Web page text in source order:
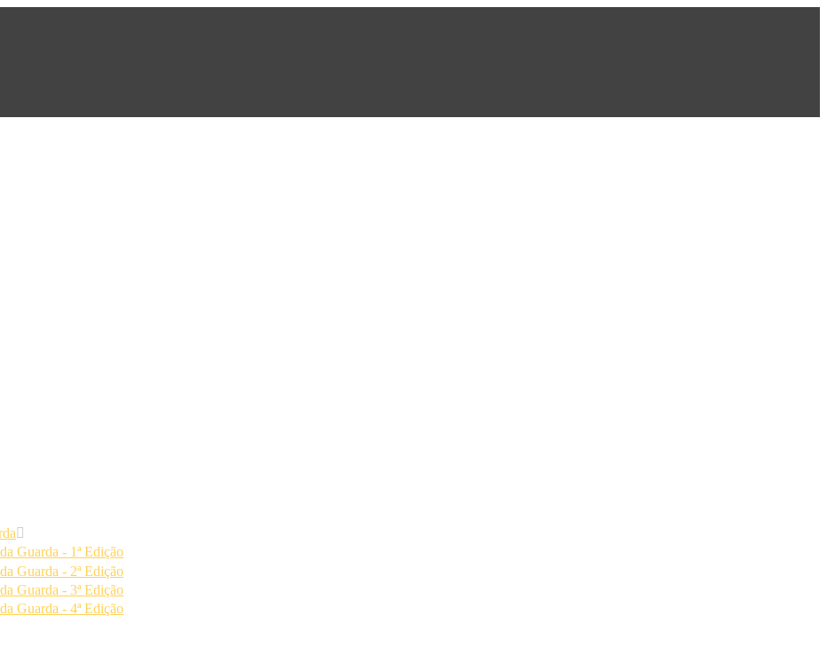
Guarda - 1ª Edição
Guarda - 2ª Edição
Guarda - 3ª Edição
Guarda - 4ª Edição